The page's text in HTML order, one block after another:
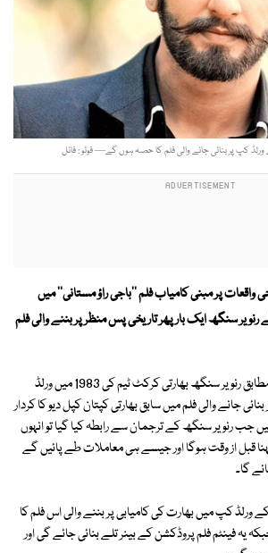
واقعات پر مبنی کامیاب فلم ''باجی راؤ مستانی'' میں
رنویر سنگھ ایک بار پھر تاریخی پس منظر پر بننے والی فلم
بھارتی میڈیا کی رپورٹ کے مطابق رنویر سنگھ بھارتی کرکٹ ٹیم کی 1983 میں ورلڈ
جانے والی فلم میں سابق بھارتی کپتان کپل دیو کا کردار
جب رنویر سنگھ کے ترجمان سے رابطہ کیا گیا تو انہوں
قبل از وقت ہوگا اور جیسے ہی معاملات طے پائیں گے
گا۔
کے مطابق 1983 کے ورلڈ کپ میں بھارت کی کامیابی پر بننے والی اس فلم کا
یہ فینٹم فلم پروڈکشن کے بینر تلے بنائی جائے گی اور